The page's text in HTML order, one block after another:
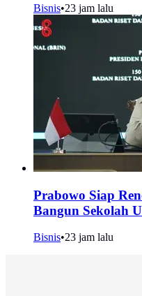
Bisnis•23 jam lalu
Prabowo Siap
Bangun Sekolah
Bisnis•23 jam lalu